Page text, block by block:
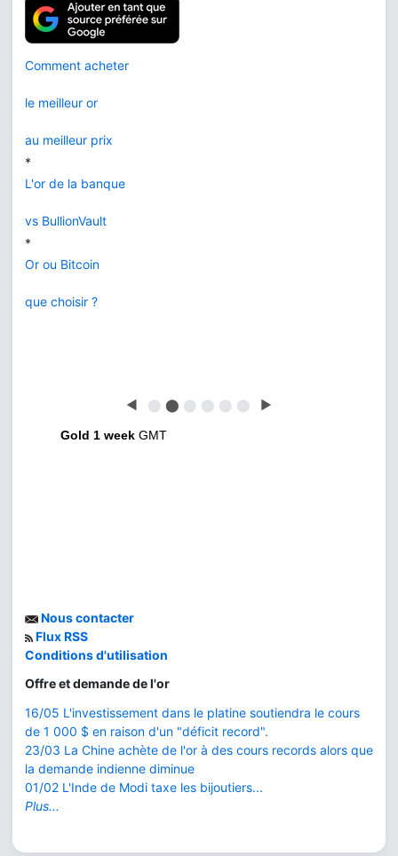
Comment acheter
le meilleur or
au meilleur prix
*
L'or de la banque
vs BullionVault
*
Or ou Bitcoin
que choisir ?
◀ ⬤ ⬤ ⬤ ⬤ ⬤ ⬤ ▶
Gold 1 week GMT
Nous contacter
Flux RSS
Conditions d'utilisation
Offre et demande de l'or
16/05 L'investissement dans le platine soutiendra le cours
de 1 000 $ en raison d'un "déficit record".
23/03 La Chine achète de l'or à des cours records alors que
la demande indienne diminue
01/02 L'Inde de Modi taxe les bijoutiers...
Plus...